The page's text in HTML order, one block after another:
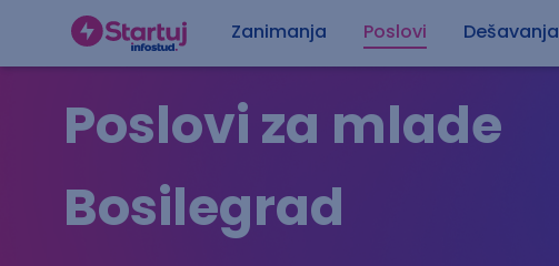
Zanimanja Poslovi Dešavanja
Poslovi za mlade
Bosilegrad